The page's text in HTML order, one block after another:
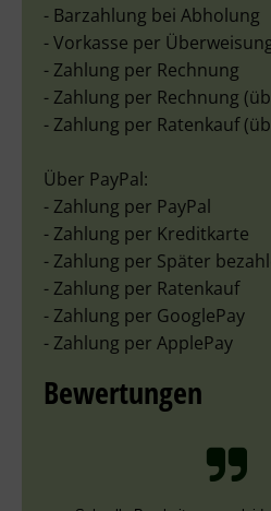
- Barzahlung bei Abholung
- Vorkasse per
- Zahlung per Rechnung
- Zahlung per Rechnung
- Zahlung per Ratenkauf
Über PayPal:
- Zahlung per PayPal
- Zahlung per Kreditkarte
- Zahlung per Später
- Zahlung per Ratenkauf
- Zahlung per GooglePay
- Zahlung per ApplePay
Bewertungen